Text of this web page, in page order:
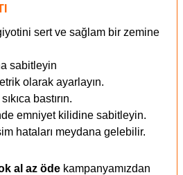
sert ve sağlam bir zemine
sabitleyin
olarak ayarlayın.
bastırın.
emniyet kilidine sabitleyin.
hataları meydana gelebilir.
al az öde kampanyamızdan